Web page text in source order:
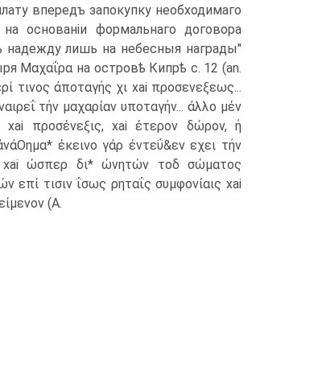
впередъ запокупку необходимаго
основаніи формальнаго договора
лишь на небесныя награды"
Μαχαΐρα на островѣ Кипрѣ с. 12 (an.
τινος άποταγής χι xai προσενεξεως...
τήν μαχαρίαν υποταγήν... άλλο μέν
προσένεξις, xai έτερον δώρον, ή
έκεινο γάρ έντεΰ&εν εχει τήν
xai ώσπερ δι* ώνητών τοδ σώματος
επί τισιν ΐσως ρηταΐς συμφονίαις xai
(A.